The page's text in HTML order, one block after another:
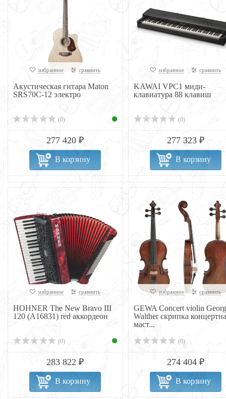
избранное сравнить
Акустическая гитара Maton
SRS70C-12 электро
(0)
277 420 ₽
В корзину
избранное сравнить
KAWAI VPC1 миди-
клавиатура 88 клавиш
(0)
277 323 ₽
В корзину
избранное сравнить
HOHNER The New Bravo III
120 (A16831) red аккордеон
(0)
283 822 ₽
В корзину
избранное сравнить
GEWA Concert violin Georg
Walther скрипка
маст...
(0)
274 404 ₽
В корзину